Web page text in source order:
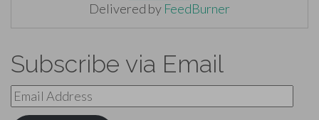
Delivered by FeedBurner
Subscribe via Email
Email
Address